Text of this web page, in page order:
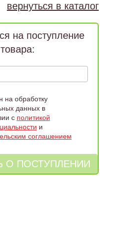
вернуться в каталог
на поступление
товара:
на обработку
данных в
с политикой
и
соглашением